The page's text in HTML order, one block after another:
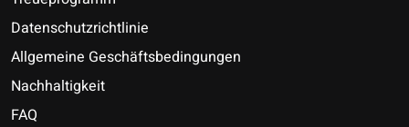
Datenschutzrichtlinie
Allgemeine Geschäftsbedingungen
Nachhaltigkeit
FAQ